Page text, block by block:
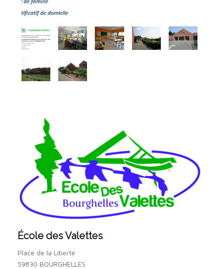
École des Valettes
Place de la Liberté
59830 BOURGHELLES